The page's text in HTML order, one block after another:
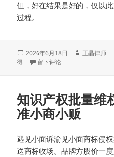
但，好在结果是好的，仅以
过程。
发
布
2026年6月18日
作
王晶律师
得
于一次曲折的合同纠纷二审案
留下评论
知识产权批量维
准小商小贩
遇见小面诉渝见小面商标侵
送商标收场。品牌方股价一